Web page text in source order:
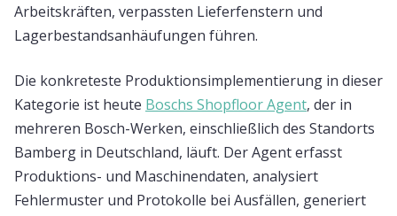
Arbeitskräften, verpassten Lieferfenstern und
Lagerbestandsanhäufungen führen.
Die konkreteste Produktionsimplementierung in dieser
Kategorie ist heute Boschs Shopfloor Agent, der in
mehreren Bosch-Werken, einschließlich des Standorts
Bamberg in Deutschland, läuft. Der Agent erfasst
Produktions- und Maschinendaten, analysiert
Fehlermuster und Protokolle bei Ausfällen, generiert